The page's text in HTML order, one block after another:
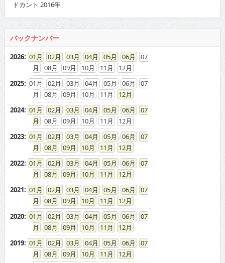
ドカント 2016年
バックナンバー
2026: 01 02 03 04 05 06
07
08
09 10 11
12
2025: 01 02 03 04 05 06
07
08
09 10 11
12
2024: 01 02 03 04 05 06
07
08
09 10 11
12
2023: 01 02 03 04 05 06
07
08
09 10 11
12
2022: 01 02 03 04 05 06
07
08
09 10 11
12
2021: 01 02 03 04 05 06
07
08
09 10 11
12
2020: 01 02 03 04 05 06
07
08
09 10 11
12
2019: 01 02 03 04 05 06
07
08
09 10 11
12